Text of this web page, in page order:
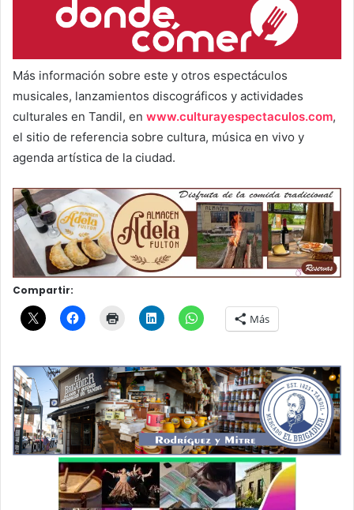
Más información sobre este y otros espectáculos
musicales, lanzamientos discográficos y actividades
culturales en Tandil, en www.culturayespectaculos.com,
el sitio de referencia sobre cultura, música en vivo y
agenda artística de la ciudad.
Compartir:
Más